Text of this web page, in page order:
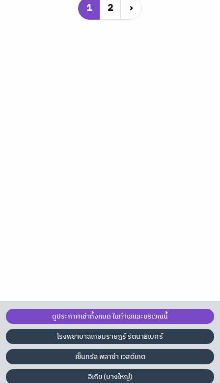
1 2 ›
ดูประกาศเช่าทั้งหมด ในทำเลและบริเวณนี้
โรงพยาบาลเกษมราษฎร์ รัตนาธิเบศร์
เซ็นทรัล พลาซ่า เวสต์เกต
อิเกีย (บางใหญ่)